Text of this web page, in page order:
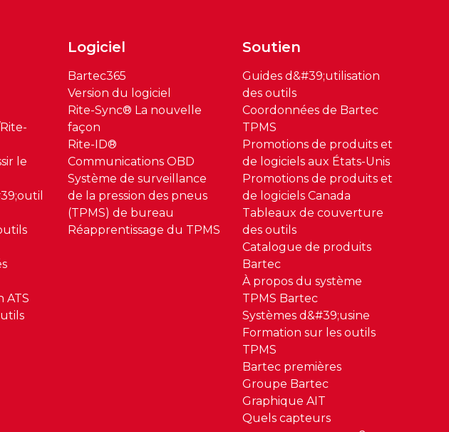
le
ATS
Logiciel
Bartec365
Version du logiciel
Rite-Sync® La nouvelle
façon
Rite-ID®
Communications OBD
Système de surveillance
de la pression des pneus
(TPMS) de bureau
Réapprentissage du TPMS
Soutien
Guides d&#39;utilisation
des outils
Coordonnées de Bartec
TPMS
Promotions de produits et
de logiciels aux États-Unis
Promotions de produits et
de logiciels Canada
Tableaux de couverture
des outils
Catalogue de produits
Bartec
À propos du système
TPMS Bartec
Systèmes d&#39;usine
Formation sur les outils
TPMS
Bartec premières
Groupe Bartec
Graphique AIT
Quels capteurs